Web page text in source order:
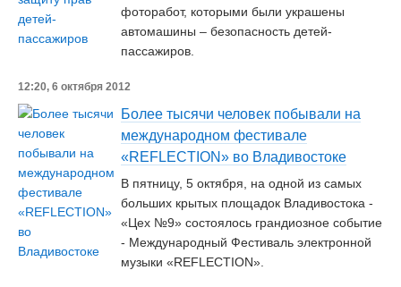
фоторабот, которыми были украшены
автомашины – безопасность детей-
пассажиров.
12:20, 6 октября 2012
Более тысячи человек побывали на
международном фестивале
«REFLECTION» во Владивостоке
В пятницу, 5 октября, на одной из самых
больших крытых площадок Владивостока -
«Цех №9» состоялось грандиозное событие
- Международный Фестиваль электронной
музыки «REFLECTION».